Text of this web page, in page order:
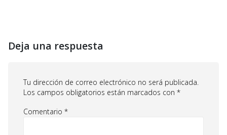
Deja una respuesta
Tu dirección de correo electrónico no será publicada.
Los campos obligatorios están marcados con *
Comentario *